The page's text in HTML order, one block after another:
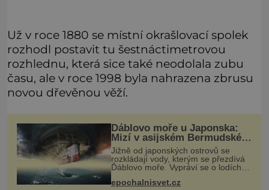
Už v roce 1880 se místní okrašlovací spolek
rozhodl postavit tu šestnáctimetrovou
rozhlednu, která sice také neodolala zubu
času, ale v roce 1998 byla nahrazena zbrusu
novou dřevěnou věží.
Ďáblovo moře u Japonska:
Mizí v asijském Bermudském
trojúhelníku lodě ve spárech
neznámé síly?
Jižně od japonských ostrovů se
rozkládají vody, kterým se přezdívá
Ďáblovo moře. Vypráví se o lodích
mizejících beze stopy, podivných
světlech, zrádných proudech i
epochalnisvet.cz